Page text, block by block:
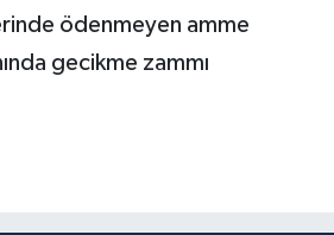
ödenmeyen amme
gecikme zammı